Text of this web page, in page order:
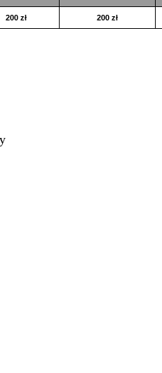
200 zł 200 zł